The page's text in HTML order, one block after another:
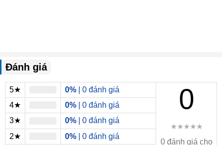
Đánh giá
5★ 0% | 0 đánh giá 0
★★★★★
0 đánh giá cho
4★ 0% | 0 đánh giá
3★
0% | 0 đánh giá
2★
0% | 0 đánh giá